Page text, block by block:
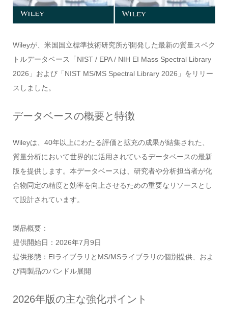
Wileyが、米国国立標準技術研究所が開発した最新の質量スペク
トルデータベース「NIST / EPA / NIH EI Mass Spectral Library
2026」および「NIST MS/MS Spectral Library 2026」をリリー
スしました。
データベースの概要と特徴
Wileyは、40年以上にわたる評価と拡充の成果が結集された、
質量分析において世界的に活用されているデータベースの最新
版を提供します。本データベースは、研究者や分析担当者が化
合物同定の精度と効率を向上させるための重要なリソースとし
て設計されています。
製品概要：
提供開始日：2026年7月9日
提供形態：EIライブラリとMS/MSライブラリの個別提供、およ
び両製品のバンドル展開
2026年版の主な強化ポイント